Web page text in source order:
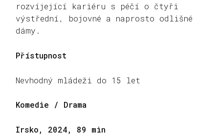
rozvíjející kariéru s péčí o čtyři
výstřední, bojovné a naprosto odlišné
dámy.
Přístupnost
Nevhodný mládeži do 15 let
Komedie / Drama
Irsko, 2024, 89 min